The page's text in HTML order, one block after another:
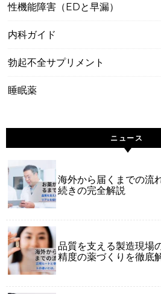
性機能障害（EDと早漏）
内科ガイド
勃起不全サプリメント
睡眠薬
ニュース
海外から届くまでの流
続きの完全解説
品質を支える製造現場
精度の薬づくりを徹底